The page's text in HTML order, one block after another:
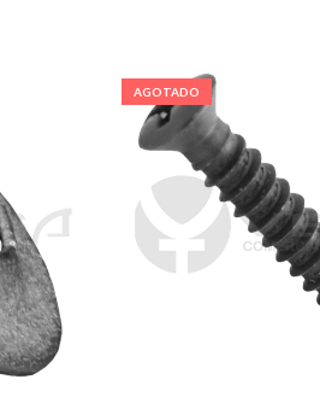
AGOTADO